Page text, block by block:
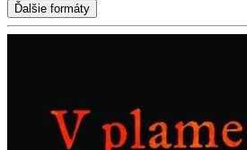
Ďalšie formáty